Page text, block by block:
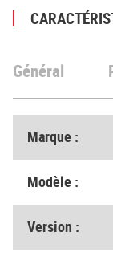
Général
Marque :
Modèle :
Version :